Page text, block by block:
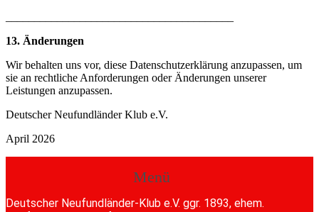
13. Änderungen
Wir behalten uns vor, diese Datenschutzerklärung anzupassen, um
sie an rechtliche Anforderungen oder Änderungen unserer
Leistungen anzupassen.
Deutscher Neufundländer Klub e.V.
April 2026
Menü
Deutscher Neufundländer-Klub e.V. ggr. 1893, ehem.